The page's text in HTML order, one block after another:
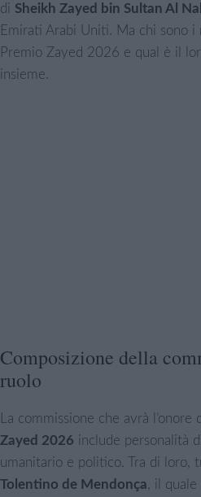
di Sheikh Zayed bin Sultan Al
Emirati Arabi Uniti. Ma chi sono
Premio Zayed 2026 e qual è il
insieme.
Composizione della
ruolo
La commissione che avrà l’onore
Zayed 2026 include personalità
umanitario e politico. Tra di loro,
Tolentino de Mendonça, il quale